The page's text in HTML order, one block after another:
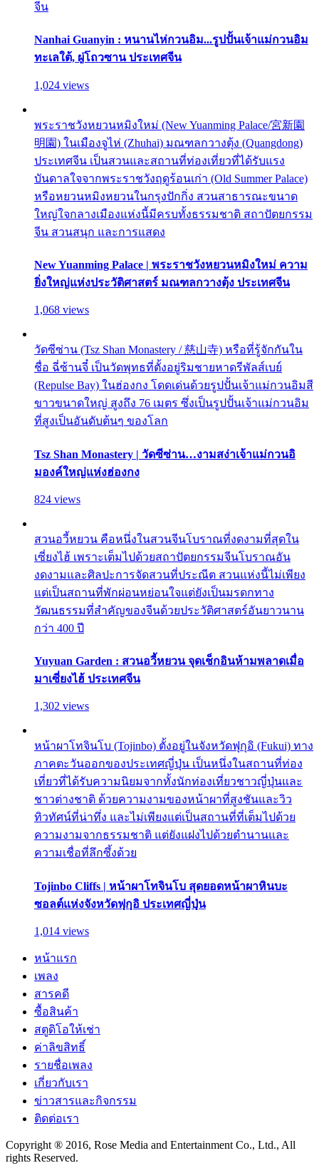
จีน
Nanhai Guanyin : หนานไห่กวนอิม...รูปปั้นเจ้าแม่กวนอิม
ทะเลใต้, ผู่โถวซาน ประเทศจีน
1,024 views
พระราชวังหยวนหมิงใหม่ (New Yuanming Palace/宮新園
明園) ในเมืองจูไห่ (Zhuhai) มณฑลกวางตุ้ง (Quangdong)
ประเทศจีน เป็นสวนและสถานที่ท่องเที่ยวที่ได้รับแรง
บันดาลใจจากพระราชวังฤดูร้อนเก่า (Old Summer Palace)
หรือหยวนหมิงหยวนในกรุงปักกิ่ง สวนสาธารณะขนาด
ใหญ่ใจกลางเมืองแห่งนี้มีครบทั้งธรรมชาติ สถาปัตยกรรม
จีน สวนสนุก และการแสดง
New Yuanming Palace | พระราชวังหยวนหมิงใหม่ ความ
ยิ่งใหญ่แห่งประวัติศาสตร์ มณฑลกวางตุ้ง ประเทศจีน
1,068 views
วัดซีซ่าน (Tsz Shan Monastery / 慈山寺) หรือที่รู้จักกันใน
ชื่อ ฉี่ซ้านจี๋ เป็นวัดพุทธที่ตั้งอยู่ริมชายหาดรีพัลส์เบย์
(Repulse Bay) ในฮ่องกง โดดเด่นด้วยรูปปั้นเจ้าแม่กวนอิมสี
ขาวขนาดใหญ่ สูงถึง 76 เมตร ซึ่งเป็นรูปปั้นเจ้าแม่กวนอิม
ที่สูงเป็นอันดับต้นๆ ของโลก
Tsz Shan Monastery | วัดซีซ่าน…งามสง่าเจ้าแม่กวนอิ
มองค์ใหญ่แห่งฮ่องกง
824 views
สวนอวี้หยวน คือหนึ่งในสวนจีนโบราณที่งดงามที่สุดใน
เซี่ยงไฮ้ เพราะเต็มไปด้วยสถาปัตยกรรมจีนโบราณอัน
งดงามและศิลปะการจัดสวนที่ประณีต สวนแห่งนี้ไม่เพียง
แต่เป็นสถานที่พักผ่อนหย่อนใจแต่ยังเป็นมรดกทาง
วัฒนธรรมที่สำคัญของจีนด้วยประวัติศาสตร์อันยาวนาน
กว่า 400 ปี
Yuyuan Garden : สวนอวี้หยวน จุดเช็กอินห้ามพลาดเมื่อ
มาเซี่ยงไฮ้ ประเทศจีน
1,302 views
หน้าผาโทจินโบ (Tojinbo) ตั้งอยู่ในจังหวัดฟุกุอิ (Fukui) ทาง
ภาคตะวันออกของประเทศญี่ปุ่น เป็นหนึ่งในสถานที่ท่อง
เที่ยวที่ได้รับความนิยมจากทั้งนักท่องเที่ยวชาวญี่ปุ่นและ
ชาวต่างชาติ ด้วยความงามของหน้าผาที่สูงชันและวิว
ทิวทัศน์ที่น่าทึ่ง และไม่เพียงแต่เป็นสถานที่ที่เต็มไปด้วย
ความงามจากธรรมชาติ แต่ยังแฝงไปด้วยตำนานและ
ความเชื่อที่ลึกซึ้งด้วย
Tojinbo Cliffs | หน้าผาโทจินโบ สุดยอดหน้าผาหินบะ
ซอลต์แห่งจังหวัดฟุกุอิ ประเทศญี่ปุ่น
1,014 views
หน้าแรก
เพลง
สารคดี
ซื้อสินค้า
สตูดิโอให้เช่า
ค่าลิขสิทธิ์
รายชื่อเพลง
เกี่ยวกับเรา
ข่าวสารและกิจกรรม
ติดต่อเรา
Copyright ® 2016, Rose Media and Entertainment Co., Ltd., All
rights Reserved.